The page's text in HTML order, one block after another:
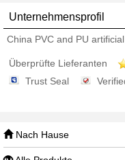
Unternehmensprofil
China PVC and PU
Überprüfte Lieferanten
Trust Seal
Nach Hause